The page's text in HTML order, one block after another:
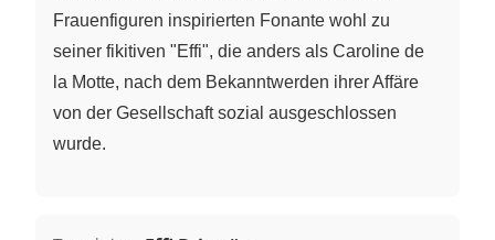
Frauenfiguren inspirierten Fonante wohl zu
seiner fikitiven "Effi", die anders als Caroline de
la Motte, nach dem Bekanntwerden ihrer Affäre
von der Gesellschaft sozial ausgeschlossen
wurde.